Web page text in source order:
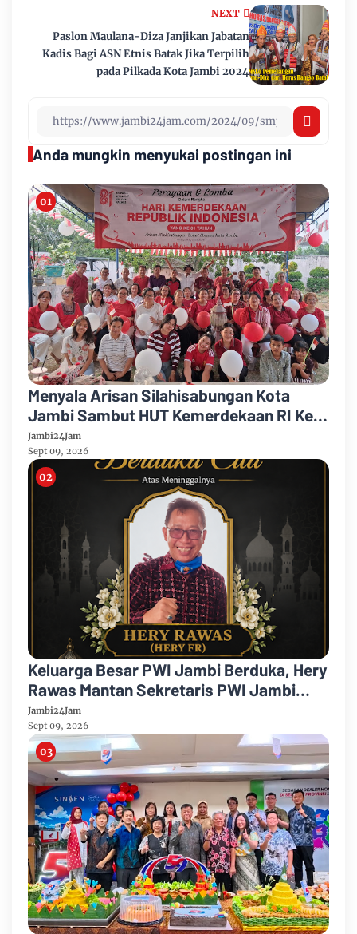
NEXT
Paslon Maulana-Diza Janjikan Jabatan
Kadis Bagi ASN Etnis Batak Jika Terpilih
pada Pilkada Kota Jambi 2024
Anda mungkin menyukai postingan ini
Menyala Arisan Silahisabungan Kota
Jambi Sambut HUT Kemerdekaan RI Ke
81 Gelar Berbagai Kegiatan
Jambi24Jam
Sept 09, 2026
Keluarga Besar PWI Jambi Berduka, Hery
Rawas Mantan Sekretaris PWI Jambi
Tutup Usia
Jambi24Jam
Sept 09, 2026